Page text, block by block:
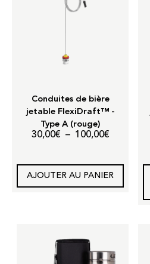
Conduites de bière
jetable FlexiDraft™ -
Type A (rouge)
30,00€ – 100,00€Plage
prix :
30,00€
AJOUTER AU PANIER